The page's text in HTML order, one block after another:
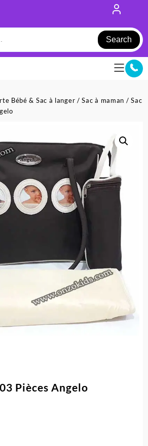
Search
Bébé & Sac à langer /Sac à maman / Sac
Pièces Angelo